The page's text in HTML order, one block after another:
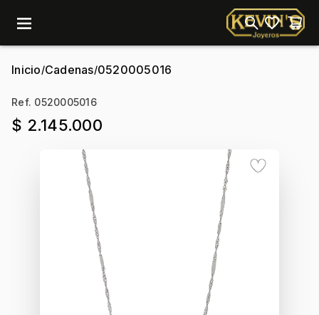
menu
Inicio/Cadenas/0520005016
Ref. 0520005016
$ 2.145.000